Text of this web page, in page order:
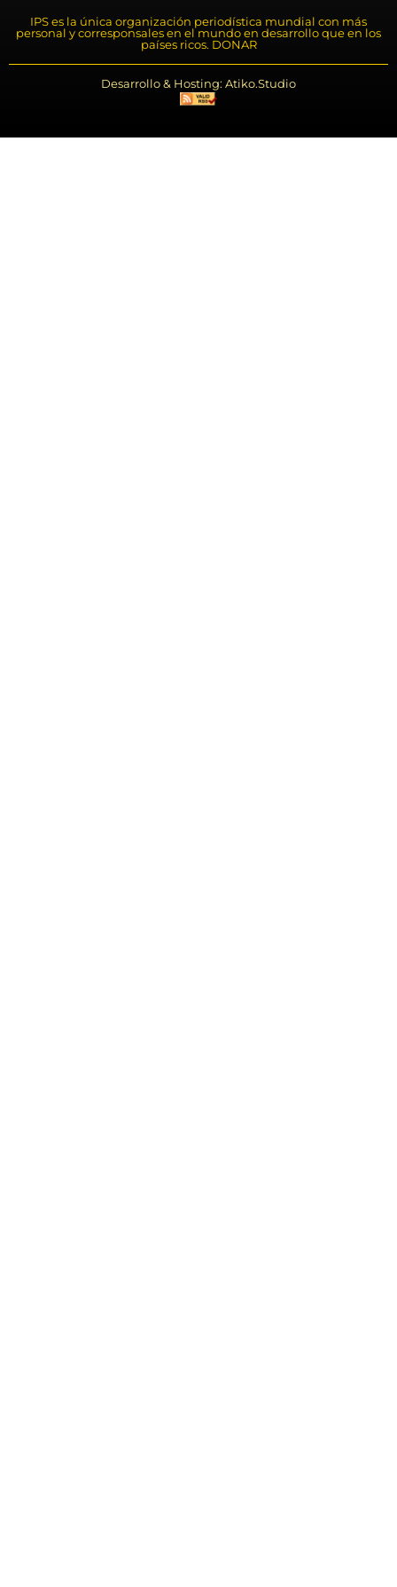
IPS es la única organización periodística mundial con más
personal y corresponsales en el mundo en desarrollo que en los
países ricos. DONAR
Desarrollo & Hosting: Atiko.Studio